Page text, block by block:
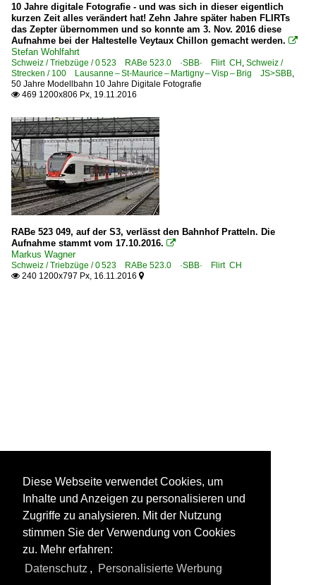
10 Jahre digitale Fotografie - und was sich in dieser eigentlich
kurzen Zeit alles verändert hat! Zehn Jahre später haben FLIRTs
das Zepter übernommen und so konnte am 3. Nov. 2016 diese
Aufnahme bei der Haltestelle Veytaux Chillon gemacht werden. 
Stefan Wohlfahrt
Schweiz / Triebzüge / 0 523 RABe 523.0 ·SBB· Flirt CH Schweiz /
Strecken / 100 Lausanne – St-Maurice – Martigny – Visp – Brig JS>SBB
50 Jahre Modellbahn 10 Jahre Digitale Fotografie
 469 1200x806 Px, 19.11.2016
RABe 523 049, auf der S3, verlässt den Bahnhof Pratteln. Die
Aufnahme stammt vom 17.10.2016. 
Markus Wagner
Schweiz / Triebzüge / 0 523 RABe 523.0 ·SBB· Flirt CH
 240 1200x797 Px, 16.11.2016 
Diese Webseite verwendet Cookies, um
Inhalte und Anzeigen zu personalisieren und
Zugriffe zu analysieren. Mit der Nutzung
stimmen Sie der Verwendung von Cookies
zu. Mehr erfahren:
Datenschutz , Personalisierte Werbung